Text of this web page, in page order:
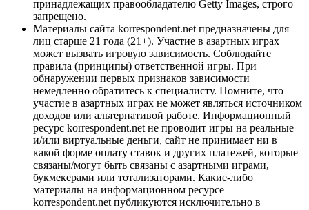
принадлежащих правообладателю Getty Images, строго
запрещено.
Материалы сайта korrespondent.net предназначены для
лиц старше 21 года (21+). Участие в азартных играх
может вызвать игровую зависимость. Соблюдайте
правила (принципы) ответственной игры. При
обнаружении первых признаков зависимости
немедленно обратитесь к специалисту. Помните, что
участие в азартных играх не может являться источником
доходов или альтернативой работе. Информационный
ресурс korrespondent.net не проводит игры на реальные
и/или виртуальные деньги, сайт не принимает ни в
какой форме оплату ставок и других платежей, которые
связаны/могут быть связаны с азартными играми,
букмекерами или тотализаторами. Какие-либо
материалы на информационном ресурсе
korrespondent.net публикуются исключительно в